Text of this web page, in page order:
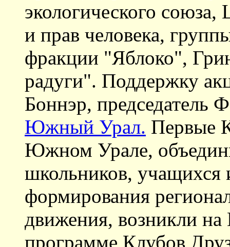
экологического союза,
и прав человека,
фракции "Яблоко",
радуги". Поддержку
Боннэр, председатель
Южный Урал. Первые
Южном Урале,
школьников, учащихся
формирования
движения, возникли
программе Клубов